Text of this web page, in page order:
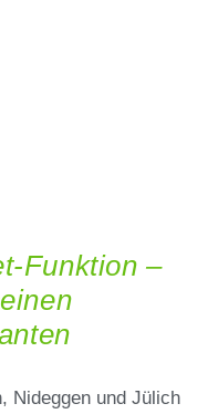
Funktion –
Nideggen und Jülich